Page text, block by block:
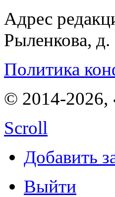
Адрес
Рыленкова, д.
Политика
© 2014-2026,
Scroll
Добавить
Выйти